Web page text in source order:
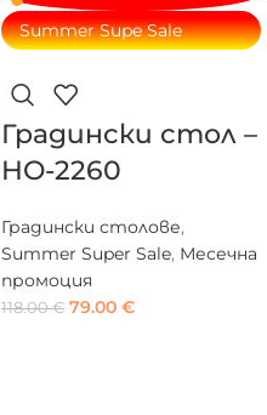
Summer Supe Sale
Градински стол –
HO-2260
Градински столове,
Summer Super Sale, Месечна
промоция
118.00€ 79.00 €